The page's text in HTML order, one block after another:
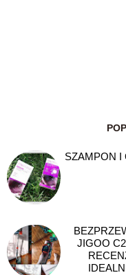
SZAMPON I
JIGOO